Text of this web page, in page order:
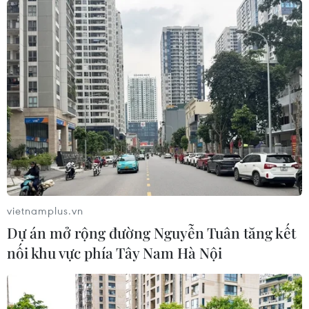
CƠ QUAN CHỦ QUẢN: THÔNG TẤN XÃ VIỆT NAM
Tổng Biên tập: TRẦN TIẾN DUẨN
Phó Tổng Biên tập: NGUYỄN THỊ TÁM, KHÚC THANH
THỦY
Sở hữu trí tuệ
Quy định sử dụng
RSS
Ngôn ngữ
TTXVN
Quảng cáo
Liên hệ
vietnamplus.vn
Dự án mở rộng đường Nguyễn Tuân tăng kết
nối khu vực phía Tây Nam Hà Nội